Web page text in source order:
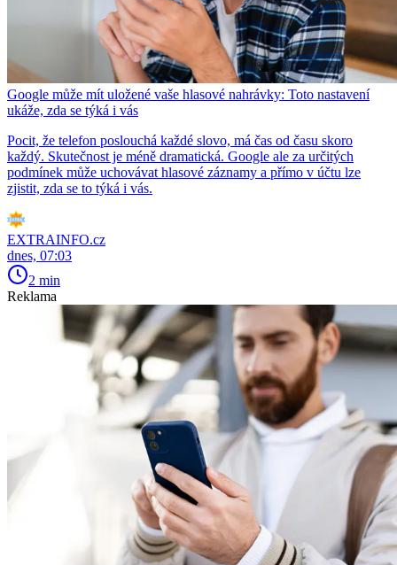
Google může mít uložené vaše hlasové nahrávky: Toto nastavení
ukáže, zda se týká i vás
Pocit, že telefon poslouchá každé slovo, má čas od času skoro
každý. Skutečnost je méně dramatická. Google ale za určitých
podmínek může uchovávat hlasové záznamy a přímo v účtu lze
zjistit, zda se to týká i vás.
EXTRAINFO.cz
dnes, 07:03
2 min
Reklama